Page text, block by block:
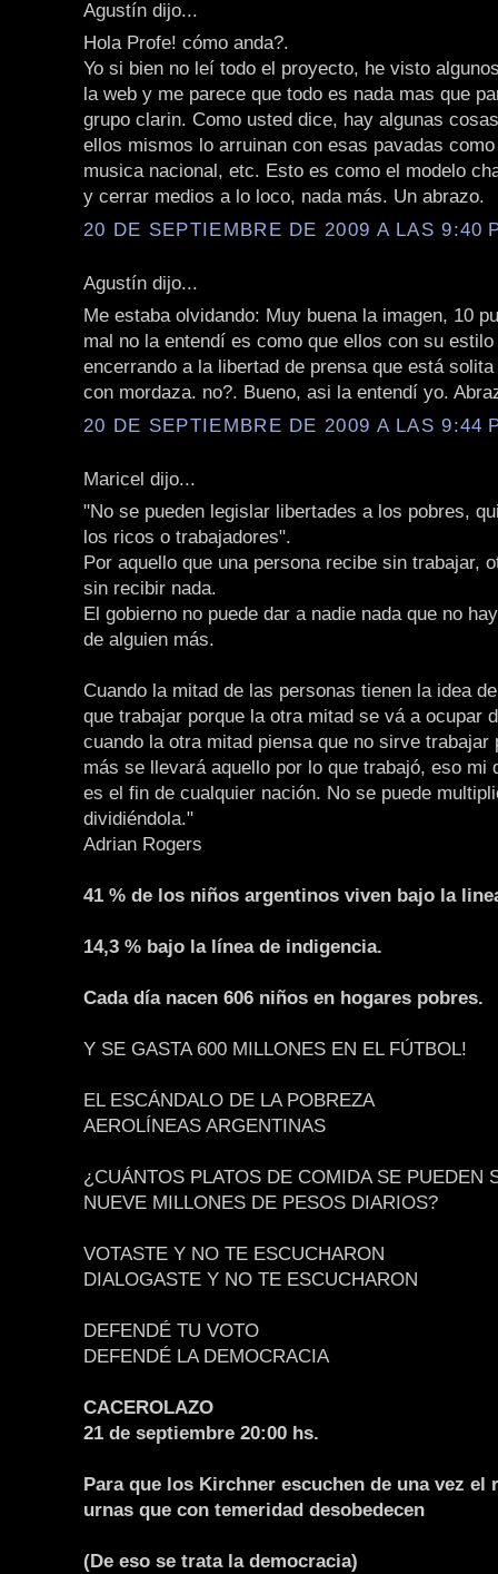
Agustín dijo...
Hola Profe! cómo anda?.
Yo si bien no leí todo el proyecto, he visto
la web y me parece que todo es nada mas que
grupo clarin. Como usted dice, hay algunas
ellos mismos lo arruinan con esas pavadas
musica nacional, etc. Esto es como el modelo
y cerrar medios a lo loco, nada más. Un abrazo.
20 DE SEPTIEMBRE DE 2009 A LAS 9:40
Agustín dijo...
Me estaba olvidando: Muy buena la imagen, 10
mal no la entendí es como que ellos con su
encerrando a la libertad de prensa que está
con mordaza. no?. Bueno, asi la entendí yo.
20 DE SEPTIEMBRE DE 2009 A LAS 9:44
Maricel dijo...
"No se pueden legislar libertades a los pobres,
los ricos o trabajadores".
Por aquello que una persona recibe sin trabajar,
sin recibir nada.
El gobierno no puede dar a nadie nada que no
de alguien más.
Cuando la mitad de las personas tienen la idea
que trabajar porque la otra mitad se vá a ocupar
cuando la otra mitad piensa que no sirve trabajar
más se llevará aquello por lo que trabajó, eso mi
es el fin de cualquier nación. No se puede
dividiéndola."
Adrian Rogers
41 % de los niños argentinos viven bajo la
14,3 % bajo la línea de indigencia.
Cada día nacen 606 niños en hogares pobres.
Y SE GASTA 600 MILLONES EN EL FÚTBOL!
EL ESCÁNDALO DE LA POBREZA
AEROLÍNEAS ARGENTINAS
¿CUÁNTOS PLATOS DE COMIDA SE PUEDEN
NUEVE MILLONES DE PESOS DIARIOS?
VOTASTE Y NO TE ESCUCHARON
DIALOGASTE Y NO TE ESCUCHARON
DEFENDÉ TU VOTO
DEFENDÉ LA DEMOCRACIA
CACEROLAZO
21 de septiembre 20:00 hs.
Para que los Kirchner escuchen de una vez el
urnas que con temeridad desobedecen
(De eso se trata la democracia)